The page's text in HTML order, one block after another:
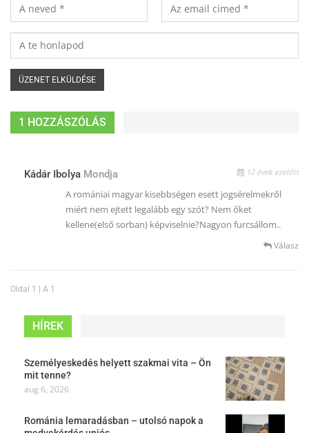
1 HOZZÁSZÓLÁS
Kádár Ibolya Mondja 12 évek ezelőtt
A romániai magyar kisebbségen esett jogsérelmekről
miért nem ejtett legalább egy szót? Nem őket
kellene(első sorban) képviselnie?Nagyon furcsállom..
Válasz
Oldal 1 | A 1
HÍREK
Személyeskedés helyett szakmai vita – Ön
mit tenne?
aug 6, 2026
Románia lemaradásban – utolsó napok a